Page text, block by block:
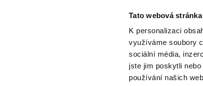
Tato webová
K personalizaci
využíváme soubory
sociální média,
jste jim poskytli
používání našich